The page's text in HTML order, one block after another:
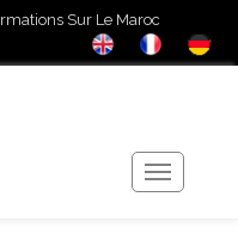
Sur Le Maroc